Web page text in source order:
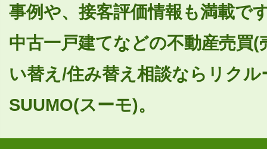
事例や、接客評価情報も満載で
中古一戸建てなどの不動産売買
い替え/住み替え相談ならリク
SUUMO(スーモ)。